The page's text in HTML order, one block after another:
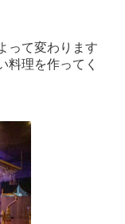
って変わります
料理を作ってく